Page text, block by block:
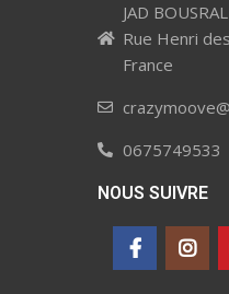
JAD BOUSRAL
Rue Henri
France
0675749533
NOUS SUIVRE